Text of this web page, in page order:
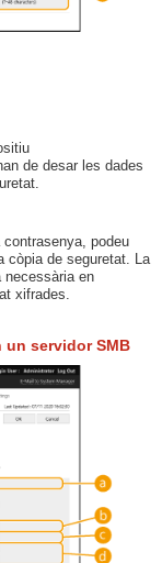
de desar les dades
podeu
còpia de seguretat. La
necessària en
xifrades.
un servidor SMB